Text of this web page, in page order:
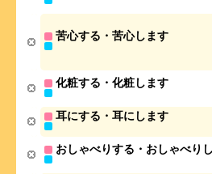
苦心する・苦心します
化粧する・化粧します
耳にする・耳にします
おしゃべりする・おしゃべり